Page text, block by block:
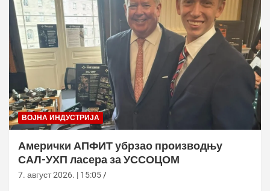
ВОЈНА ИНДУСТРИЈА
Амерички АПФИТ убрзао производњу
САЛ-УХП ласера за УССОЦОМ
7. август 2026. | 15:05